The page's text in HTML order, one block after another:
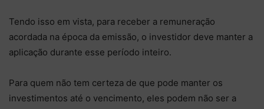
Tendo isso em vista, para receber a remuneração
acordada na época da emissão, o investidor deve manter a
aplicação durante esse período inteiro.
Para quem não tem certeza de que pode manter os
investimentos até o vencimento, eles podem não ser a